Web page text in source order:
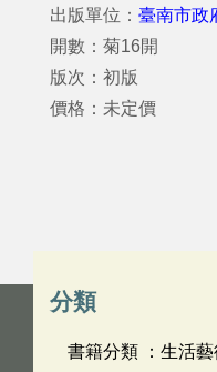
出版單位： 臺南市政
開數：菊16開
版次：初版
價格：未定價
分類
書籍分類 ：生活